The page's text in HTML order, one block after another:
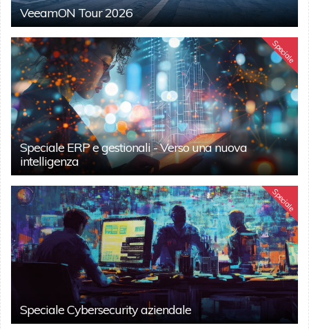
VeeamON Tour 2026
Speciale
Speciale ERP e gestionali - Verso una nuova
intelligenza
Speciale
Speciale Cybersecurity aziendale